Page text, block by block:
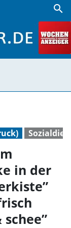
search
in der